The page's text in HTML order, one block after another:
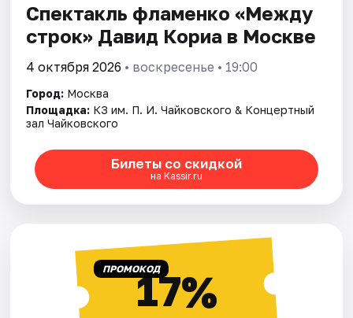
Спектакль фламенко «Между
строк» Давид Кориа в Москве
4 октября 2026 • воскресенье • 19:00
Город: Москва
Площадка: КЗ им. П. И. Чайковского & Концертный
зал Чайковского
Билеты со скидкой
на Kassir.ru
ПРОМОКОД17%